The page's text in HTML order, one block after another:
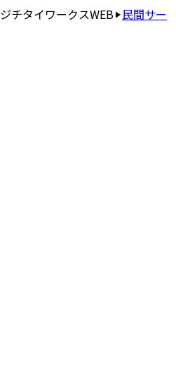
ジチタイワークスWEB 民間サー